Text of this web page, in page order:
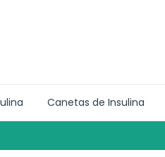
Canetas de Insulina